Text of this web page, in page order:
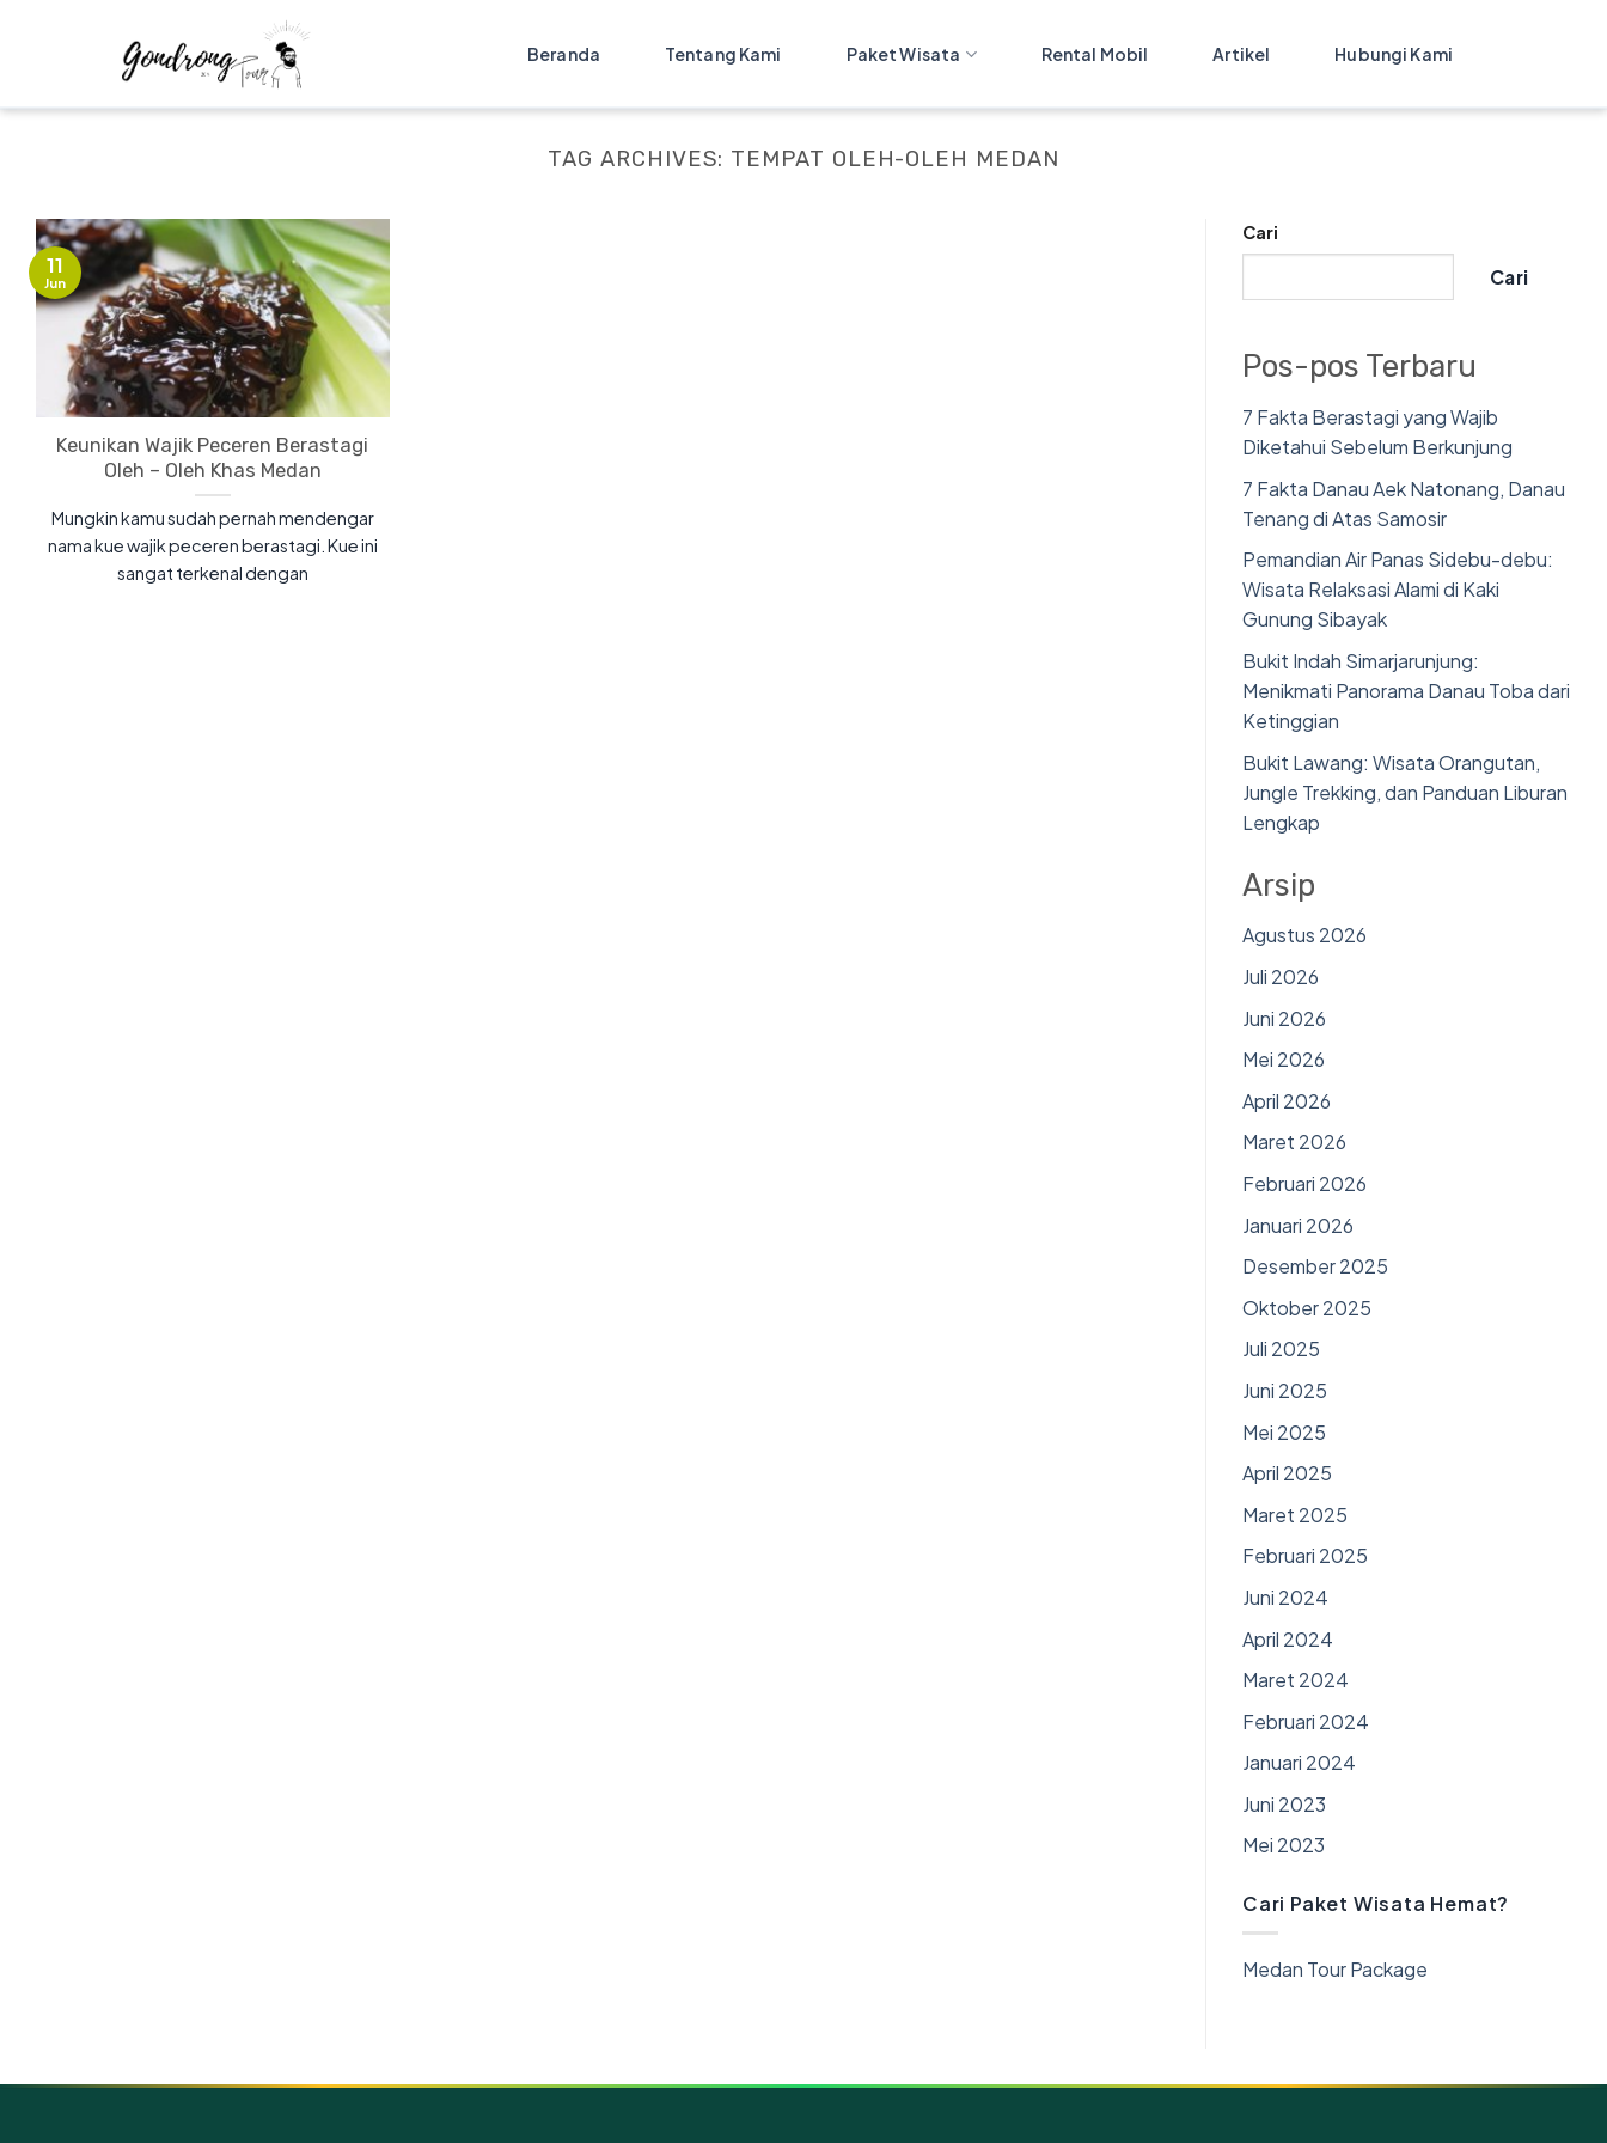
Beranda Tentang Kami Paket Wisata Rental Mobil Artikel Hubungi Kami
TAG ARCHIVES: TEMPAT OLEH-OLEH MEDAN
Keunikan Wajik Peceren Berastagi
Oleh – Oleh Khas Medan
Mungkin kamu sudah pernah mendengar
nama kue wajik peceren berastagi. Kue ini
sangat terkenal dengan
11
Jun
Cari
Cari
Pos-pos Terbaru
7 Fakta Berastagi yang Wajib
Diketahui Sebelum Berkunjung
7 Fakta Danau Aek Natonang, Danau
Tenang di Atas Samosir
Pemandian Air Panas Sidebu-debu:
Wisata Relaksasi Alami di Kaki
Gunung Sibayak
Bukit Indah Simarjarunjung:
Menikmati Panorama Danau Toba dari
Ketinggian
Bukit Lawang: Wisata Orangutan,
Jungle Trekking, dan Panduan Liburan
Lengkap
Arsip
Agustus 2026
Juli 2026
Juni 2026
Mei 2026
April 2026
Maret 2026
Februari 2026
Januari 2026
Desember 2025
Oktober 2025
Juli 2025
Juni 2025
Mei 2025
April 2025
Maret 2025
Februari 2025
Juni 2024
April 2024
Maret 2024
Februari 2024
Januari 2024
Juni 2023
Mei 2023
Cari Paket Wisata Hemat?
Medan Tour Package